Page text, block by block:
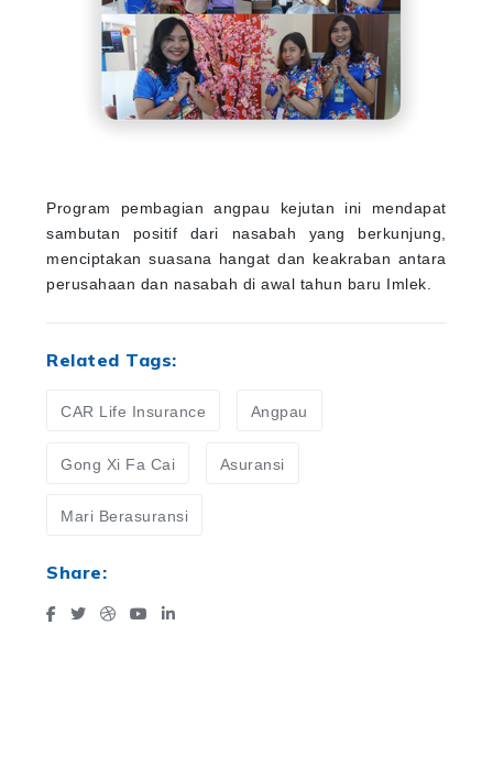
Program pembagian angpau kejutan ini mendapat
sambutan positif dari nasabah yang berkunjung,
menciptakan suasana hangat dan keakraban antara
perusahaan dan nasabah di awal tahun baru Imlek.
Related Tags:
CAR Life Insurance Angpau
Gong Xi Fa Cai Asuransi
Mari Berasuransi
Share: